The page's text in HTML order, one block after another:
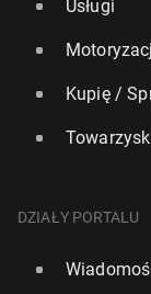
Ir­lan­dia:
10 marca 2024,
Usługi
Kupię /
DZIAŁY PORTALU